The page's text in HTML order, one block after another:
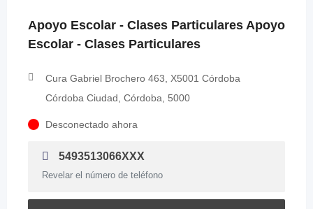
Apoyo Escolar - Clases Particulares Apoyo
Escolar - Clases Particulares
Cura Gabriel Brochero 463, X5001 Córdoba
Córdoba Ciudad, Córdoba, 5000
Desconectado ahora
5493513066XXX
Revelar el número de teléfono